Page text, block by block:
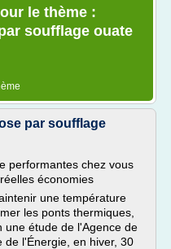
le thème :
soufflage ouate
par soufflage
performantes chez vous
économies
une température
les ponts thermiques,
une étude de l'Agence de
de l'Énergie, en hiver, 30